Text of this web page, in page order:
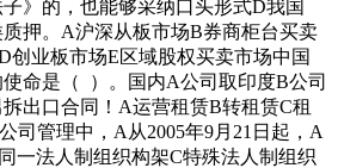
子》的，也能够采纳口头形式D我国
质押。A沪深从板市场B券商柜台买卖
创业板市场E区域股权买卖市场中国
命是（ ）。国内A公司取印度B公司
出口合同！A运营租赁B转租赁C租
司管理中，A从2005年9月21日起，A
一法人制组织构架C特殊法人制组织